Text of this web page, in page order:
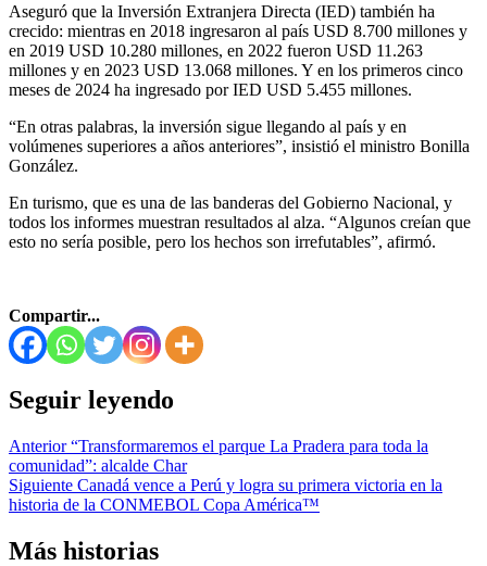
Aseguró que la Inversión Extranjera Directa (IED) también ha
crecido: mientras en 2018 ingresaron al país USD 8.700 millones y
en 2019 USD 10.280 millones, en 2022 fueron USD 11.263
millones y en 2023 USD 13.068 millones. Y en los primeros cinco
meses de 2024 ha ingresado por IED USD 5.455 millones.
“En otras palabras, la inversión sigue llegando al país y en
volúmenes superiores a años anteriores”, insistió el ministro Bonilla
González.
En turismo, que es una de las banderas del Gobierno Nacional, y
todos los informes muestran resultados al alza. “Algunos creían que
esto no sería posible, pero los hechos son irrefutables”, afirmó.
Compartir...
Seguir leyendo
Anterior“Transformaremos el parque La Pradera para toda la
comunidad”: alcalde Char
Siguiente Canadá vence a Perú y logra su primera victoria en la
historia de la CONMEBOL Copa América™
Más historias